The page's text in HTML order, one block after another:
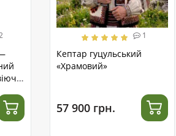
1
Кептар гуцульський
«Храмовий»
57 900 грн.